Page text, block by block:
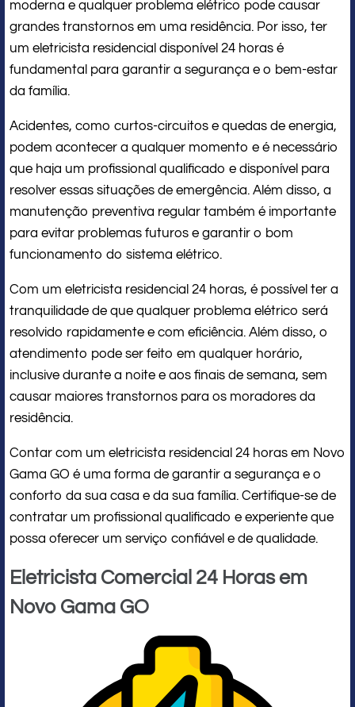
moderna e qualquer problema elétrico pode causar
grandes transtornos em uma residência. Por isso, ter
um eletricista residencial disponível 24 horas é
fundamental para garantir a segurança e o bem-estar
da família.
Acidentes, como curtos-circuitos e quedas de energia,
podem acontecer a qualquer momento e é necessário
que haja um profissional qualificado e disponível para
resolver essas situações de emergência. Além disso, a
manutenção preventiva regular também é importante
para evitar problemas futuros e garantir o bom
funcionamento do sistema elétrico.
Com um eletricista residencial 24 horas, é possível ter a
tranquilidade de que qualquer problema elétrico será
resolvido rapidamente e com eficiência. Além disso, o
atendimento pode ser feito em qualquer horário,
inclusive durante a noite e aos finais de semana, sem
causar maiores transtornos para os moradores da
residência.
Contar com um eletricista residencial 24 horas em Novo
Gama GO é uma forma de garantir a segurança e o
conforto da sua casa e da sua família. Certifique-se de
contratar um profissional qualificado e experiente que
possa oferecer um serviço confiável e de qualidade.
Eletricista Comercial 24 Horas em
Novo Gama GO